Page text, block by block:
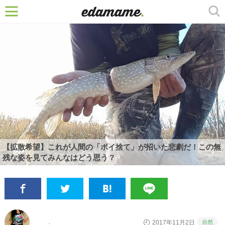
【拡散希望】これが人間の「ポイ捨て」が招いた悲劇だ！この無
残な姿を見てみんなはどう思う？
2017年11月2日 自然